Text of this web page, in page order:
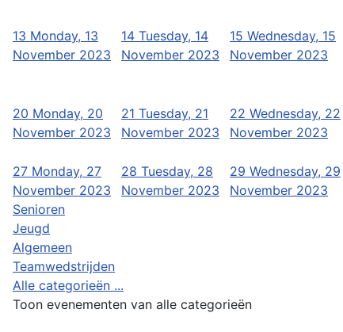
13 Monday, 13
November 2023
14 Tuesday, 14
November 2023
15 Wednesday, 15
November 2023
20 Monday, 20
November 2023
21 Tuesday, 21
November 2023
22 Wednesday, 22
November 2023
27 Monday, 27
November 2023
28 Tuesday, 28
November 2023
29 Wednesday, 29
November 2023
Senioren
Jeugd
Algemeen
Teamwedstrijden
Alle categorieën ...
Toon evenementen van alle categorieën